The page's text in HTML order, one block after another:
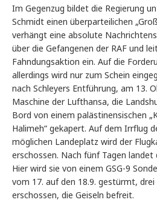
Im Gegenzug bildet die Regierung
Schmidt einen überparteilichen
verhängt eine absolute
über die Gefangenen der RAF und
Fahndungsaktion ein. Auf die
allerdings wird nur zum Schein
nach Schleyers Entführung, am 13.
Maschine der Lufthansa, die
Bord von einem palästinensischen
Halimeh“ gekapert. Auf dem Irrflug
möglichen Landeplatz wird der
erschossen. Nach fünf Tagen landet
Hier wird sie von einem GSG-9
vom 17. auf den 18.9. gestürmt,
erschossen, die Geiseln befreit.